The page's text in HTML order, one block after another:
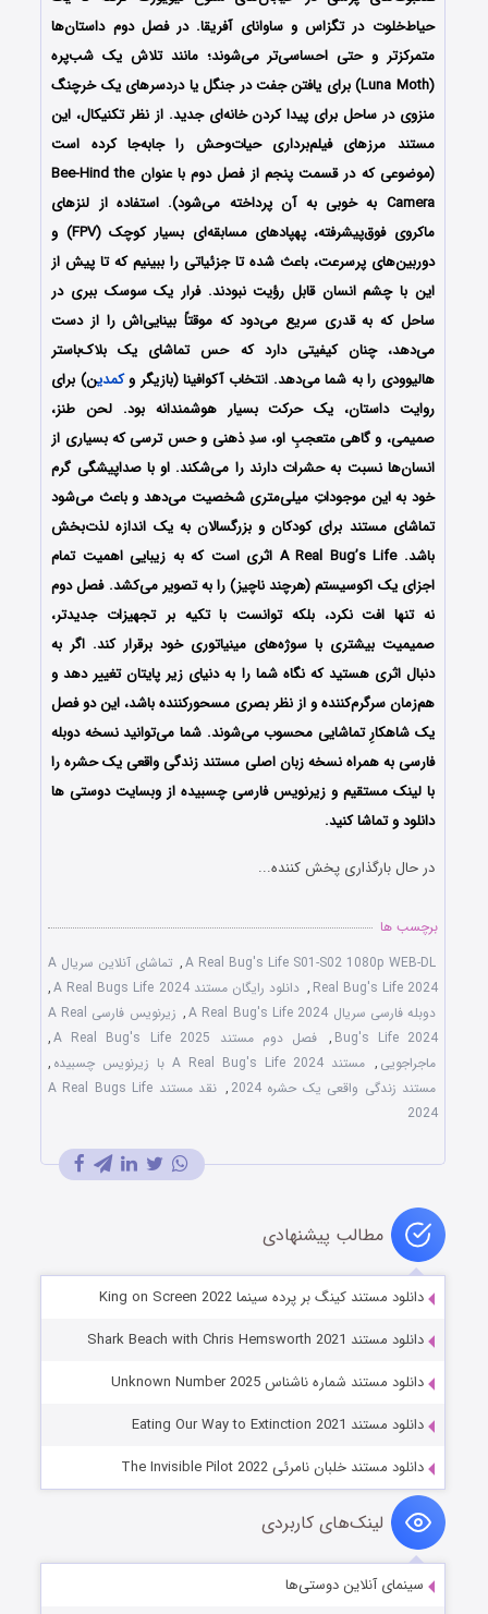
حیاط‌خلوت در تگزاس و ساوانای آفریقا. در فصل دوم داستان‌ها
متمرکزتر و حتی احساسی‌تر می‌شوند؛ مانند تلاش یک شب‌پره
(Luna Moth) برای یافتن جفت در جنگل یا دردسرهای یک خرچنگ
منزوی در ساحل برای پیدا کردن خانه‌ای جدید. از نظر تکنیکال، این
مستند مرزهای فیلم‌برداری حیات‌وحش را جابه‌جا کرده است
(موضوعی که در قسمت پنجم از فصل دوم با عنوان Bee-Hind the
Camera به خوبی به آن پرداخته می‌شود). استفاده از لنزهای
ماکروی فوق‌پیشرفته، پهپادهای مسابقه‌ای بسیار کوچک (FPV) و
دوربین‌های پرسرعت، باعث شده تا جزئیاتی را ببینیم که تا پیش از
این با چشم انسان قابل رؤیت نبودند. فرار یک سوسک ببری در
ساحل که به قدری سریع می‌دود که موقتاً بینایی‌اش را از دست
می‌دهد، چنان کیفیتی دارد که حس تماشای یک بلاک‌باستر
هالیوودی را به شما می‌دهد. انتخاب آکوافینا (بازیگر وکمدین) برای
روایت داستان، یک حرکت بسیار هوشمندانه بود. لحن طنز،
صمیمی، و گاهی متعجبِ او، سدِ ذهنی و حس ترسی که بسیاری از
انسان‌ها نسبت به حشرات دارند را می‌شکند. او با صداپیشگی گرم
خود به این موجوداتِ میلی‌متری شخصیت می‌دهد و باعث می‌شود
تماشای مستند برای کودکان و بزرگسالان به یک اندازه لذت‌بخش
باشد. A Real Bug’s Life اثری است که به زیبایی اهمیت تمام
اجزای یک اکوسیستم (هرچند ناچیز) را به تصویر می‌کشد. فصل دوم
نه تنها افت نکرد، بلکه توانست با تکیه بر تجهیزات جدیدتر،
صمیمیت بیشتری با سوژه‌های مینیاتوری خود برقرار کند. اگر به
دنبال اثری هستید که نگاه شما را به دنیای زیر پایتان تغییر دهد و
هم‌زمان سرگرم‌کننده و از نظر بصری مسحورکننده باشد، این دو فصل
یک شاهکارِ تماشایی محسوب می‌شوند. شما می‌توانید نسخه دوبله
فارسی به همراه نسخه زبان اصلی مستند زندگی واقعی یک حشره را
با لینک مستقیم و زیرنویس فارسی چسبیده از وبسایت دوستی ها
دانلود و تماشا کنید.
در حال بارگذاری پخش کننده...
برچسب ها
A Real Bug's Life S01-S02 1080p WEB-DL
,
تماشای آنلاین سریال A
Real Bug's Life 2024
, دانلود رایگان مستند A Real Bugs Life 2024
,
دوبله فارسی سریال A Real Bug's Life 2024
,
زیرنویس فارسی A Real
Bug's Life 2024
, فصل دوم مستند A Real Bug's Life 2025
,
ماجراجویی , مستند A Real Bug's Life 2024 با زیرنویس چسبیده
,
مستند زندگی واقعی یک حشره 2024
,
نقد مستند A Real Bugs Life
2024
مطالب پیشنهادی
دانلود مستند کینگ بر پرده سینما King on Screen 2022
دانلود مستند Shark Beach with Chris Hemsworth 2021
دانلود مستند شماره ناشناس Unknown Number 2025
دانلود مستند Eating Our Way to Extinction 2021
دانلود مستند خلبان نامرئی The Invisible Pilot 2022
لینک‌های کاربردی
سینمای آنلاین دوستی‌ها